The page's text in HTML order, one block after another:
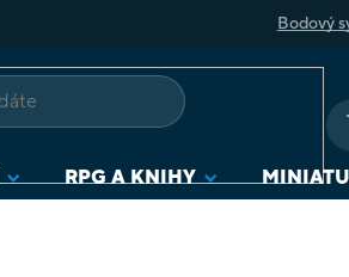
Bodový
RPG A KNIHY